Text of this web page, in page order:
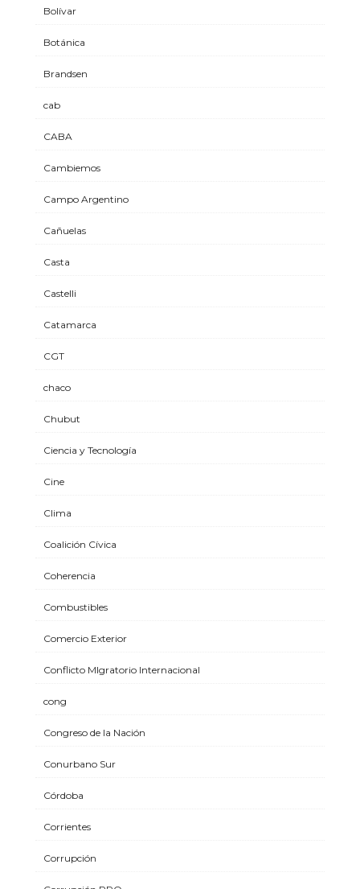
Bolívar
Botánica
Brandsen
cab
CABA
Cambiemos
Campo Argentino
Cañuelas
Casta
Castelli
Catamarca
CGT
chaco
Chubut
Ciencia y Tecnología
Cine
Clima
Coalición Cívica
Coherencia
Combustibles
Comercio Exterior
Conflicto MIgratorio Internacional
cong
Congreso de la Nación
Conurbano Sur
Córdoba
Corrientes
Corrupción